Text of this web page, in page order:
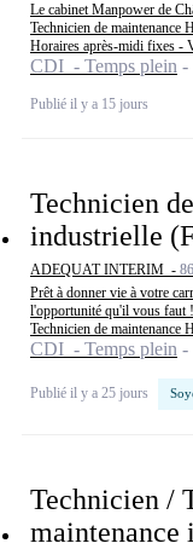
Le cabinet Manpower de
Technicien de maintenance
Horaires après-midi fixes -
CDI - Temps plein
Publié il y a 15 jours
Technicien
industrielle
ADEQUAT INTERIM -
Prêt à donner vie à votre
l'opportunité qu'il vous faut
Technicien de maintenance
CDI - Temps plein
Publié il y a 25 jours
Technicien /